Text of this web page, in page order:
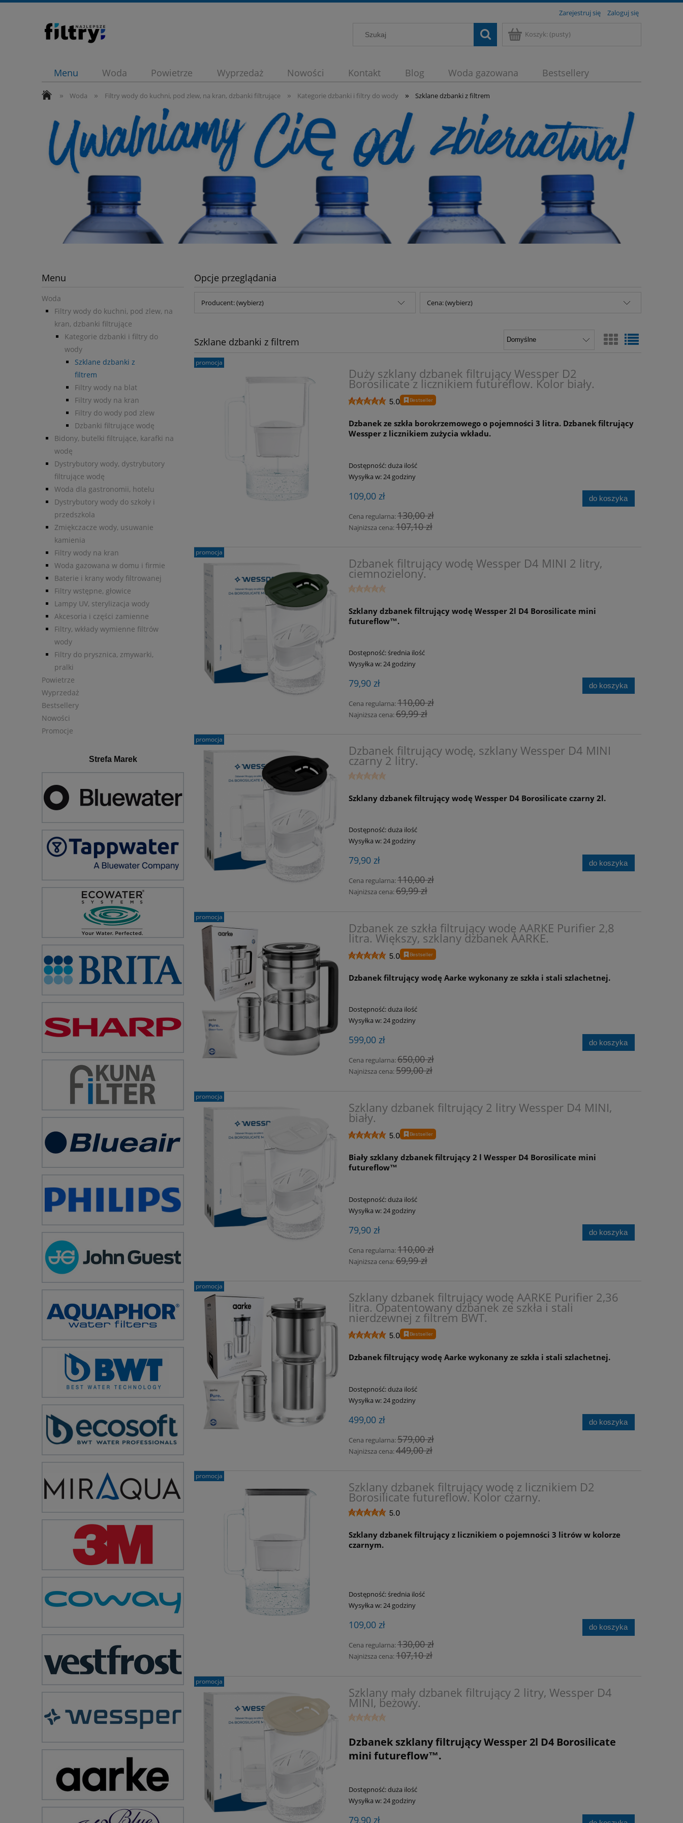
Zarejestruj się Zaloguj się
Koszyk: (pusty)
Menu Woda Powietrze Wyprzedaż Nowości Kontakt Blog Woda gazowana
Bestsellery
Blueair promocja
Promocje Dystrybutory wody
» Woda » Filtry wody do kuchni, pod zlew, na kran, dzbanki filtrujące » Kategorie dzbanki i filtry do wody » Szklane dzbanki z filtrem
Menu
Woda
Filtry wody do kuchni, pod zlew, na
kran, dzbanki filtrujące
Kategorie dzbanki i filtry do
wody
Szklane dzbanki z
filtrem
Filtry wody na blat
Filtry wody na kran
Filtry do wody pod zlew
Dzbanki filtrujące wodę
Bidony, butelki filtrujące, karafki na
wodę
Dystrybutory wody, dystrybutory
filtrujące wodę
Woda dla gastronomii, hotelu
Dystrybutory wody do szkoły i
przedszkola
Zmiękczacze wody, usuwanie
kamienia
Filtry wody na kran
Woda gazowana w domu i firmie
Baterie i krany wody filtrowanej
Filtry wstępne, głowice
Lampy UV, sterylizacja wody
Akcesoria i części zamienne
Filtry, wkłady wymienne filtrów
wody
Filtry do prysznica, zmywarki,
pralki
Powietrze
Wyprzedaż
Bestsellery
Nowości
Promocje
Strefa Marek
Opcje przeglądania
Producent: (wybierz) Cena: (wybierz)
Szklane dzbanki z filtrem
Duży szklany dzbanek filtrujący Wessper D2
Borosilicate z licznikiem futureflow. Kolor biały.
5.0 Bestseller
Dzbanek ze szkła borokrzemowego o pojemności 3 litra. Dzbanek filtrujący
Wessper z licznikiem zużycia wkładu.
Dostępność:duża ilość
Wysyłka w: 24 godziny
109,00 zł
Cena regularna:130,00 zł
Najniższa cena:107,10 zł
do koszyka
promocja
Dzbanek filtrujący wodę Wessper D4 MINI 2 litry,
ciemnozielony.
Szklany dzbanek filtrujący wodę Wessper 2l D4 Borosilicate mini
futureflow™.
Dostępność:średnia ilość
Wysyłka w:24 godziny
79,90 zł
Cena regularna:110,00 zł
Najniższa cena:69,99 zł
do koszyka
promocja
Dzbanek filtrujący wodę, szklany Wessper D4 MINI
czarny 2 litry.
Szklany dzbanek filtrujący wodę Wessper D4 Borosilicate czarny 2l.
Dostępność:duża ilość
Wysyłka w:24 godziny
79,90 zł
Cena regularna:110,00 zł
Najniższa cena:69,99 zł
do koszyka
promocja
Dzbanek ze szkła filtrujący wodę AARKE Purifier 2,8
litra. Większy, szklany dzbanek AARKE.
5.0 Bestseller
Dzbanek filtrujący wodę Aarke wykonany ze szkła i stali szlachetnej.
Dostępność:duża ilość
Wysyłka w:24 godziny
599,00 zł
Cena regularna:650,00 zł
Najniższa cena:599,00 zł
do koszyka
promocja
Szklany dzbanek filtrujący 2 litry Wessper D4 MINI,
biały.
5.0 Bestseller
Biały szklany dzbanek filtrujący 2 l Wessper D4 Borosilicate mini
futureflow™
Dostępność:duża ilość
Wysyłka w: 24 godziny
79,90 zł
Cena regularna:110,00 zł
Najniższa cena:69,99 zł
do koszyka
promocja
Szklany dzbanek filtrujący wodę AARKE Purifier 2,36
litra. Opatentowany dzbanek ze szkła i stali
nierdzewnej z filtrem BWT.
5.0 Bestseller
Dzbanek filtrujący wodę Aarke wykonany ze szkła i stali szlachetnej.
Dostępność:duża ilość
Wysyłka w: 24 godziny
499,00 zł
Cena regularna:579,00 zł
Najniższa cena:449,00 zł
do koszyka
promocja
Szklany dzbanek filtrujący wodę z licznikiem D2
Borosilicate futureflow. Kolor czarny.
5.0
Szklany dzbanek filtrujący z licznikiem o pojemności 3 litrów w kolorze
czarnym.
Dostępność:średnia ilość
Wysyłka w:24 godziny
109,00 zł
Cena regularna:130,00 zł
Najniższa cena:107,10 zł
do koszyka
promocja
Szklany mały dzbanek filtrujący 2 litry, Wessper D4
MINI, beżowy.
Dzbanek szklany filtrujący Wessper 2l D4 Borosilicate
mini futureflow™.
Dostępność:duża ilość
Wysyłka w:24 godziny
79,90 zł
promocja